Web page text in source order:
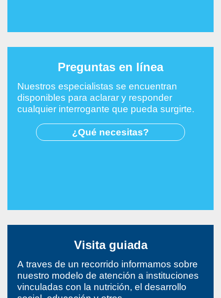
Preguntas en línea
Nuestros especialistas se encuentran
disponibles para aclarar y responder
cualquier interrogante que pueda surgirte.
¿Qué necesitas?
Visita guiada
A traves de un recorrido informamos sobre
nuestro modelo de atención a instituciones
vinculadas con la nutrición, el desarrollo